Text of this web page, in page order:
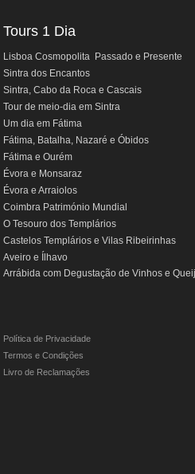
Tours 1 Dia
Lisboa Cosmopolita Passado e Presente
Sintra dos Encantos
Sintra, Cabo da Roca e Cascais
Tour de meio-dia em Sintra
Um dia em Fátima
Fátima, Batalha, Nazaré e Óbidos
Fátima e Ourém
Évora e Monsaraz
Évora e Arraiolos
Coimbra Património Mundial
O Tesouro dos Templários
Castelos Templários e Vilas Ribeirinhas
Aveiro e Ílhavo
Arrábida com Degustação de Vinhos e
Política de Privacidade
Termos e Condições
Livro de Reclamações